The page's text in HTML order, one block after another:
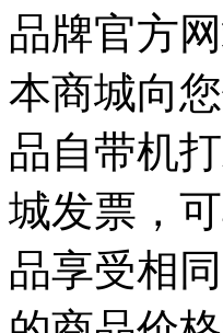
品牌官方网
本商城向
品自带机
城发票，
品享受相